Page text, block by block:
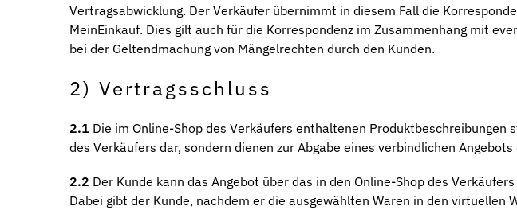
Vertragsabwicklung. Der Verkäufer übernimmt in diesem Fall die
MeinEinkauf. Dies gilt auch für die Korrespondenz im Zusammenhang mit
bei der Geltendmachung von Mängelrechten durch den Kunden.
2) Vertragsschluss
2.1 Die im Online-Shop des Verkäufers enthaltenen Produktbeschreibungen
des Verkäufers dar, sondern dienen zur Abgabe eines verbindlichen Angebots
2.2 Der Kunde kann das Angebot über das in den Online-Shop des
Dabei gibt der Kunde, nachdem er die ausgewählten Waren in den virtuellen